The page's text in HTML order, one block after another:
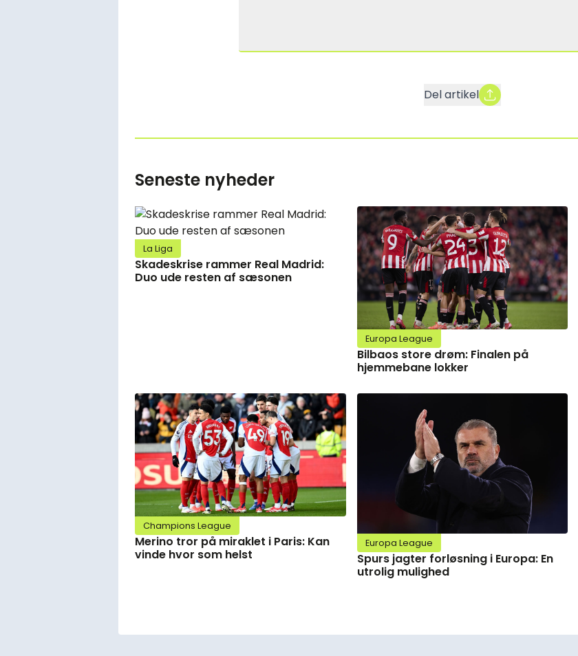
Del artikel
Seneste nyheder
La Liga
Skadeskrise rammer Real Madrid:
Duo ude resten af sæsonen
Europa League
Bilbaos store drøm: Finalen på
hjemmebane lokker
Champions League
Merino tror på miraklet i Paris: Kan
vinde hvor som helst
Europa League
Spurs jagter forløsning i Europa: En
utrolig mulighed